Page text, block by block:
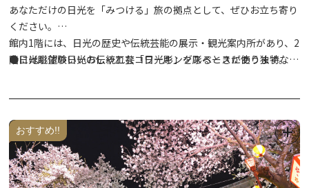
あなただけの日光を「みつける」旅の拠点として、ぜひお立ち寄り
ください。
館内1階には、日光の歴史や伝統芸能の展示・観光案内所があり、2
階には眺望のいいおしゃれなコワーキングスペースがあります。
●日光彫体験日光の伝統工芸「日光彫」を彫るときに使う独特な彫
●鹿革クラフト体験なめらかで柔らかい肌触りが特徴の日光産の鹿
革や角を使い、自分だけのオリジナル作品を制作するワークショッ
プです。
おすすめ!!